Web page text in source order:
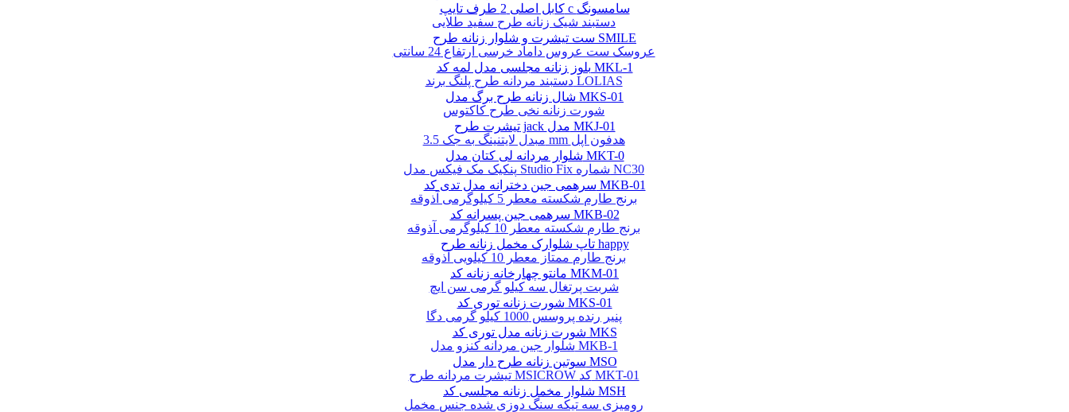
دستبند شیک زنانه طرح سفید طلایی
عروسک ست عروس داماد خرسی ارتفاع 24 سانتی
دستبند مردانه طرح پلنگ برند LOLIAS
شورت زنانه نخی طرح کاکتوس
مبدل لایتنینگ به جک 3.5 mm هدفون اپل
پنکیک مک فیکس مدل Studio Fix شماره NC30
برنج طارم شکسته معطر 5 کیلوگرمی آذوقه
برنج طارم شکسته معطر 10 کیلوگرمی آذوقه
برنج طارم ممتاز معطر 10 کیلویی آذوقه
شربت پرتغال سه کیلو گرمی سن ایچ
پنیر رنده پروسس 1000 کیلو گرمی دگا
شلوار جین مردانه کنزو مدل MKB-1
تیشرت مردانه طرح MSICROW کد MKT-01
رومیزی سه تیکه سنگ دوزی شده جنس مخمل
کابل اصلی 2 طرف تایپ c سامسونگ
ست تیشرت و شلوار زنانه طرح SMILE
بلوز زنانه مجلسی مدل لمه کد MKL-1
شال زنانه طرح برگ مدل MKS-01
تیشرت طرح jack مدل MKJ-01
شلوار مردانه لی کتان مدل MKT-0
سرهمی جین دخترانه مدل تدی کد MKB-01
سرهمی جین پسرانه کد MKB-02
تاپ شلوارک مخمل زنانه طرح happy
مانتو چهارخانه زنانه کد MKM-01
شورت زنانه توری کد MKS-01
شورت زنانه مدل توری کد MKS
سوتین زنانه طرح دار مدل MSO
شلوار مخمل زنانه مجلسی کد MSH